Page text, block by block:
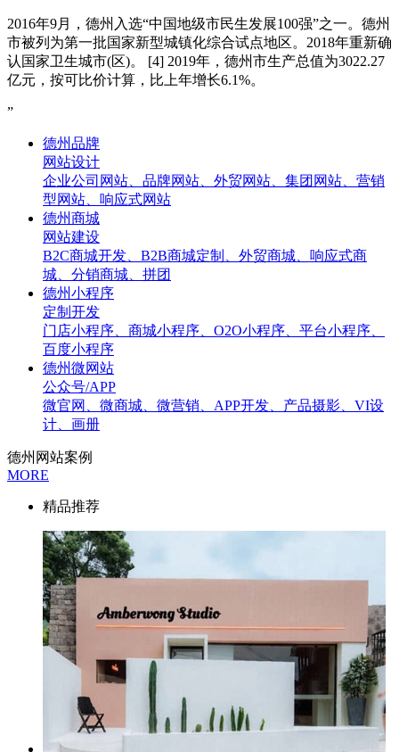
2016年9月，德州入选“中国地级市民生发展100强”之一。德州
市被列为第一批国家新型城镇化综合试点地区。2018年重新确
认国家卫生城市(区)。 [4] 2019年，德州市生产总值为3022.27
亿元，按可比价计算，比上年增长6.1%。
”
德州品牌
网站设计
企业公司网站、品牌网站、外贸网站、集团网站、营销
型网站、响应式网站
德州商城
网站建设
B2C商城开发、B2B商城定制、外贸商城、响应式商
城、分销商城、拼团
德州小程序
定制开发
门店小程序、商城小程序、O2O小程序、平台小程序、
百度小程序
德州微网站
公众号/APP
微官网、微商城、微营销、APP开发、产品摄影、VI设
计、画册
德州网站案例
MORE
精品推荐